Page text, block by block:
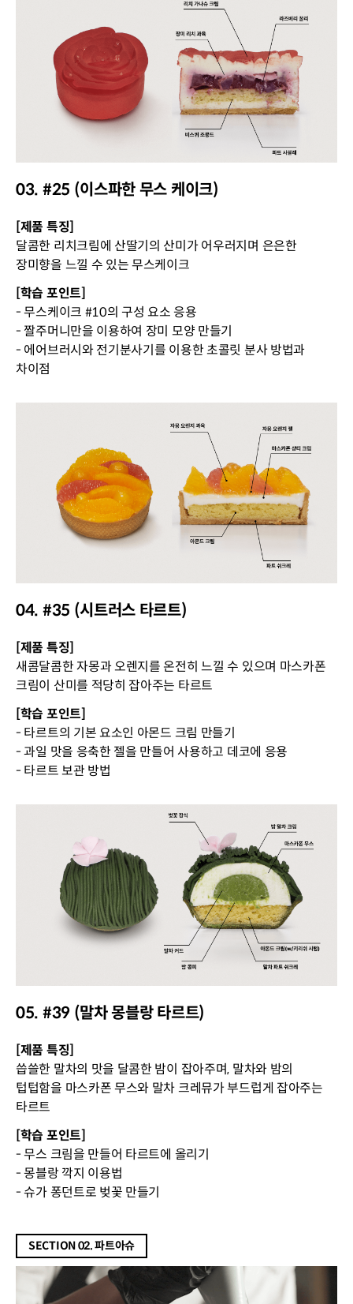
03. #25 (이스파한 무스 케이크)
[제품 특징]
달콤한 리치크림에 산딸기의 산미가 어우러지며 은은한
장미향을 느낄 수 있는 무스케이크
[학습 포인트]
- 무스케이크 #10의 구성 요소 응용
- 짤주머니만을 이용하여 장미 모양 만들기
- 에어브러시와 전기분사기를 이용한 초콜릿 분사 방법과
차이점
04. #35 (시트러스 타르트)
[제품 특징]
새콤달콤한 자몽과 오렌지를 온전히 느낄 수 있으며 마스카폰
크림이 산미를 적당히 잡아주는 타르트
[학습 포인트]
- 타르트의 기본 요소인 아몬드 크림 만들기
- 과일 맛을 응축한 젤을 만들어 사용하고 데코에 응용
- 타르트 보관 방법
05. #39 (말차 몽블랑 타르트)
[제품 특징]
씁쓸한 말차의 맛을 달콤한 밤이 잡아주며, 말차와 밤의
텁텁함을 마스카폰 무스와 말차 크레뮤가 부드럽게 잡아주는
타르트
[학습 포인트]
- 무스 크림을 만들어 타르트에 올리기
- 몽블랑 깍지 이용법
- 슈가 퐁던트로 벚꽃 만들기
SECTION 02. 파트아슈